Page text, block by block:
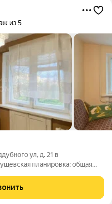
из 5
ул, д. 21 в
планировка: общая
не угловая, окна
1